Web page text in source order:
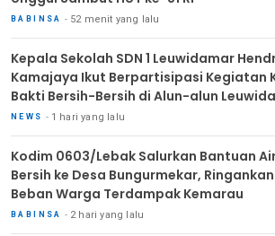
BABINSA 52 menit yang lalu
Kepala Sekolah SDN 1 Leuwidamar
Kamajaya Ikut Berpartisipasi Kegiatan
Bakti Bersih-Bersih di Alun-alun
NEWS 1 hari yang lalu
Kodim 0603/Lebak Salurkan Bantuan
Bersih ke Desa Bungurmekar, Ringankan
Beban Warga Terdampak Kemarau
BABINSA 2 hari yang lalu